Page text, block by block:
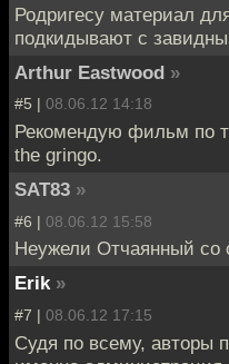
Родригесу материал
подкидывают с
Arthur Eastwood »
#5 | 08.06.12 14:18
Рекомендую фильм по
the gringo.
SAT83 »
#6 | 08.06.12 15:58
Неужели Отчаянный со
Erik »
#7 | 08.06.12 17:15
Судя по всему, авторы